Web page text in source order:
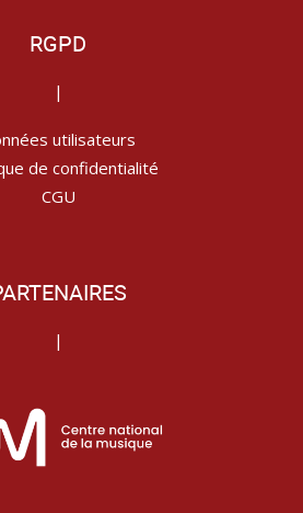
RGPD
|
utilisateurs
de confidentialité
CGU
|